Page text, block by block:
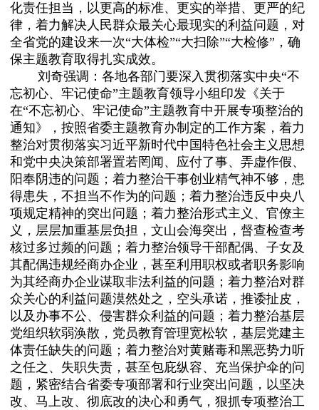
化责任担当，以更高的标准、更实的举措、更严的纪
律，着力解决人民群众最关心最现实的利益问题，对
全省党的建设来一次“大体检”“大扫除”“大检修”，确
保主题教育取得扎实成效。
刘奇强调：各地各部门要深入贯彻落实中央“不
忘初心、牢记使命”主题教育领导小组印发《关于
在“不忘初心、牢记使命”主题教育中开展专项整治的
通知》，按照省委主题教育办制定的工作方案，着力
整治对贯彻落实习近平新时代中国特色社会主义思想
和党中央决策部署置若罔闻、应付了事、弄虚作假、
阳奉阴违的问题；着力整治干事创业精气神不够，患
得患失，不担当不作为的问题；着力整治违反中央八
项规定精神的突出问题；着力整治形式主义、官僚主
义，层层加重基层负担，文山会海突出，督查检查考
核过多过频的问题；着力整治领导干部配偶、子女及
其配偶违规经商办企业，甚至利用职权或者职务影响
为其经商办企业谋取非法利益的问题；着力整治对群
众关心的利益问题漠然处之，空头承诺，推诿扯皮，
以及办事不公、侵害群众利益的问题；着力整治基层
党组织软弱涣散，党员教育管理宽松软，基层党建主
体责任缺失的问题；着力整治对黄赌毒和黑恶势力听
之任之、失职失责，甚至包庇纵容、充当保护伞的问
题，紧密结合省委专项部署和行业突出问题，以坚决
改、马上改、彻底改的决心和勇气，狠抓专项整治工